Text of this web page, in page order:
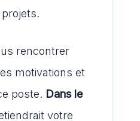
rencontrer
motivations et
poste. Dans le
votre